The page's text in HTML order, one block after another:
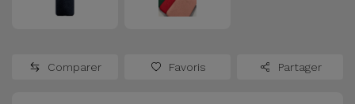
Oppo
OnePlus
Reconditionnées
Comparer Favoris Partager